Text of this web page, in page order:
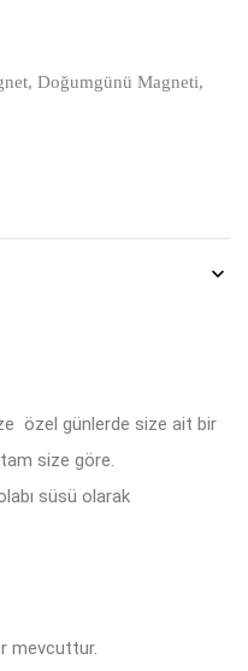
, Doğumgünü Magneti,
özel günlerde size ait bir
size göre.
süsü olarak
mevcuttur.